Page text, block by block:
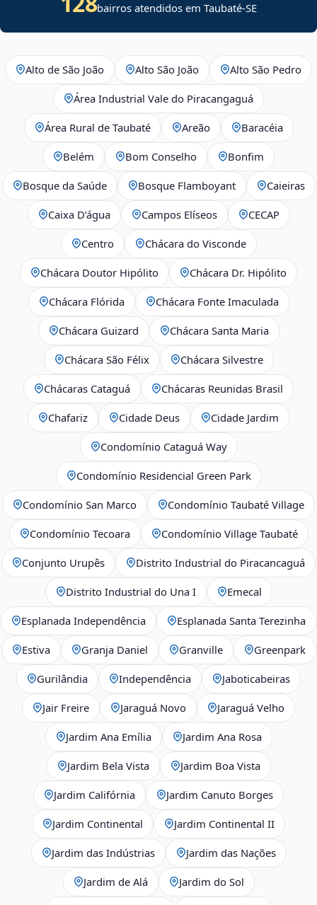
bairros atendidos emTaubaté-SE
Alto de São João Alto São João Alto São Pedro
Área Industrial Vale do Piracangaguá
Área Rural de Taubaté Areão Baracéia
Belém Bom Conselho Bonfim
Bosque da Saúde Bosque Flamboyant Caieiras
Caixa D’água Campos Elíseos CECAP
Centro Chácara do Visconde
Chácara Doutor Hipólito Chácara Dr. Hipólito
Chácara Flórida Chácara Fonte Imaculada
Chácara Guizard Chácara Santa Maria
Chácara São Félix Chácara Silvestre
Chácaras Cataguá Chácaras Reunidas Brasil
Chafariz Cidade Deus Cidade Jardim
Condomínio Cataguá Way
Condomínio Residencial Green Park
Condomínio San Marco Condomínio Taubaté Village
Condomínio Tecoara Condomínio Village Taubaté
Conjunto Urupês Distrito Industrial do Piracancaguá
Distrito Industrial do Una I Emecal
Esplanada Independência Esplanada Santa Terezinha
Estiva Granja Daniel Granville Greenpark
Gurilândia Independência Jaboticabeiras
Jair Freire Jaraguá Novo Jaraguá Velho
Jardim Ana Emília Jardim Ana Rosa
Jardim Bela Vista Jardim Boa Vista
Jardim Califórnia Jardim Canuto Borges
Jardim Continental Jardim Continental II
Jardim das Indústrias Jardim das Nações
Jardim de Alá Jardim do Sol